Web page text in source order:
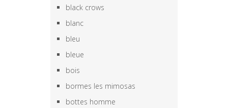
black crows
blanc
bleu
bleue
bois
bormes les mimosas
bottes homme